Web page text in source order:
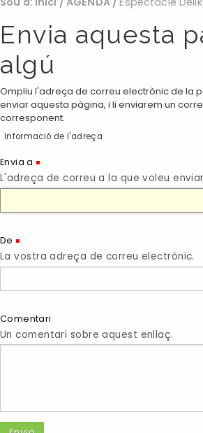
Envia aquesta
algú
Ompliu l'adreça de correu electrònic de la
enviar aquesta pàgina, i li enviarem un
corresponent.
Informació de l'adreça
Envia a
L'adreça de correu a la que voleu
De
La vostra adreça de correu electrònic.
Comentari
Un comentari sobre aquest enllaç.